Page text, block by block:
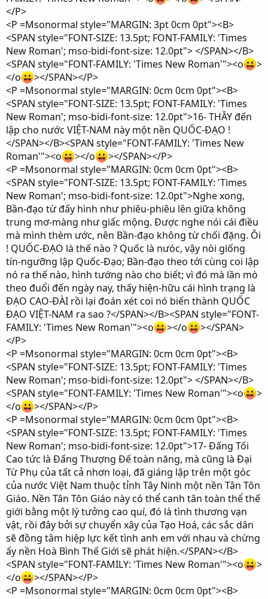
</P>
<P =Msonormal style="MARGIN: 3pt 0cm 0pt"><B>
<SPAN style="FONT-SIZE: 13.5pt; FONT-FAMILY: 'Times
New Roman'; mso-bidi-font-size: 12.0pt"> </SPAN></B>
<SPAN style="FONT-FAMILY: 'Times New Roman'"><o
>
</o
></SPAN></P>
<P =Msonormal style="MARGIN: 0cm 0cm 0pt"><B>
<SPAN style="FONT-SIZE: 13.5pt; FONT-FAMILY: 'Times
New Roman'; mso-bidi-font-size: 12.0pt">16- THẦY đến
lập cho nước VIỆT-NAM này một nền QUỐC-ĐẠO !
</SPAN></B><SPAN style="FONT-FAMILY: 'Times New
Roman'"><o
></o
></SPAN></P>
<P =Msonormal style="MARGIN: 0cm 0cm 0pt"><B>
<SPAN style="FONT-SIZE: 13.5pt; FONT-FAMILY: 'Times
New Roman'; mso-bidi-font-size: 12.0pt">Nghe xong,
Bần-đạo từ đấy hình như phiêu-phiêu lên giữa không
trung mơ-màng như giấc mộng. Được nghe nói cái điều
mà mình thèm ước, nên Bần-đạo không từ chối đặng. Ôi
! QUỐC-ĐẠO là thế nào ? Quốc là nưóc, vậy nòi giống
tín-ngưỡng lập Quốc-Đạo; Bần-đạo theo tới cùng coi lập
nó ra thế nào, hình tướng nào cho biết; vì đó mà lần mò
theo đuổi đến ngày nay, thấy hiện-hữu cái hình trạng là
ĐẠO CAO-ĐÀI rồi lại đoán xét coi nó biến thành QUỐC
ĐẠO VIỆT-NAM ra sao ?</SPAN></B><SPAN style="FONT-
FAMILY: 'Times New Roman'"><o
></o
></SPAN>
</P>
<P =Msonormal style="MARGIN: 0cm 0cm 0pt"><B>
<SPAN style="FONT-SIZE: 13.5pt; FONT-FAMILY: 'Times
New Roman'; mso-bidi-font-size: 12.0pt"> </SPAN></B>
<SPAN style="FONT-FAMILY: 'Times New Roman'"><o
>
</o
></SPAN></P>
<P =Msonormal style="MARGIN: 0cm 0cm 0pt"><B>
<SPAN style="FONT-SIZE: 13.5pt; FONT-FAMILY: 'Times
New Roman'; mso-bidi-font-size: 12.0pt">17- Đấng Tối
Cao tức là Đấng Thượng Đế toàn năng, mà cũng là Đại
Từ Phụ của tất cả nhơn loại, đã giáng lập trên một góc
của nước Việt Nam thuộc tỉnh Tây Ninh một nền Tân Tôn
Giáo. Nền Tân Tôn Giáo này có thể canh tân toàn thể thế
giới bằng một lý tưởng cao quí, đó là tình thương vạn
vật, rồi đây bởi sự chuyển xây của Tạo Hoá, các sắc dân
sẽ đồng tâm hiệp lực kết tình anh em với nhau và chừng
ấy nền Hoà Bình Thế Giới sẽ phát hiện.</SPAN></B>
<SPAN style="FONT-FAMILY: 'Times New Roman'"><o
>
</o
></SPAN></P>
<P =Msonormal style="MARGIN: 0cm 0cm 0pt"><B>